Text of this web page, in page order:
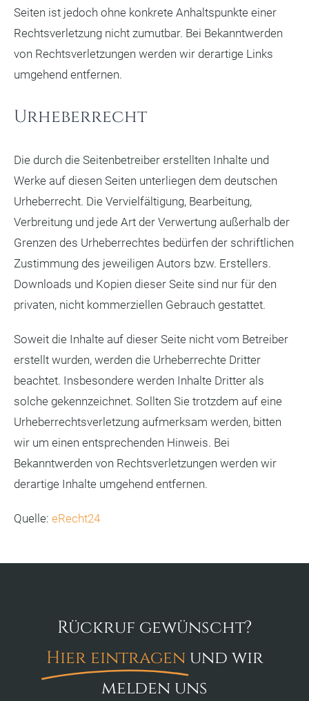
Seiten ist jedoch ohne konkrete Anhaltspunkte einer
Rechtsverletzung nicht zumutbar. Bei Bekanntwerden
von Rechtsverletzungen werden wir derartige Links
umgehend entfernen.
Urheberrecht
Die durch die Seitenbetreiber erstellten Inhalte und
Werke auf diesen Seiten unterliegen dem deutschen
Urheberrecht. Die Vervielfältigung, Bearbeitung,
Verbreitung und jede Art der Verwertung außerhalb der
Grenzen des Urheberrechtes bedürfen der schriftlichen
Zustimmung des jeweiligen Autors bzw. Erstellers.
Downloads und Kopien dieser Seite sind nur für den
privaten, nicht kommerziellen Gebrauch gestattet.
Soweit die Inhalte auf dieser Seite nicht vom Betreiber
erstellt wurden, werden die Urheberrechte Dritter
beachtet. Insbesondere werden Inhalte Dritter als
solche gekennzeichnet. Sollten Sie trotzdem auf eine
Urheberrechtsverletzung aufmerksam werden, bitten
wir um einen entsprechenden Hinweis. Bei
Bekanntwerden von Rechtsverletzungen werden wir
derartige Inhalte umgehend entfernen.
Quelle: eRecht24
Rückruf gewünscht?
Hier eintragen und wir
melden uns